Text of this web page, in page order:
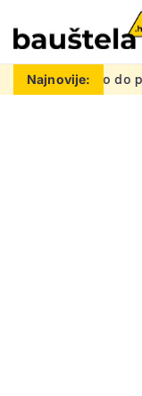
Najnovije:
Kako do povrata